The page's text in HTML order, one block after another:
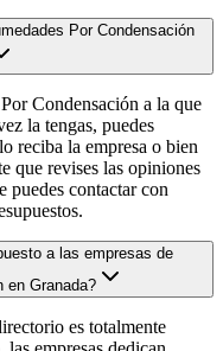
Por Condensación
Condensación a la que
la tengas, puedes
reciba la empresa o bien
que revises las opiniones
puedes contactar con
a las empresas de
en Granada?
es totalmente